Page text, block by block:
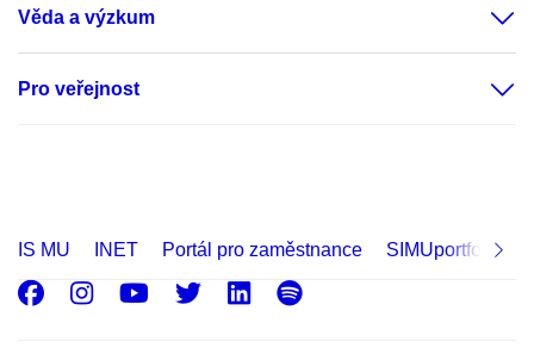
Věda a výzkum
Pro veřejnost
IS MU INET Portál pro zaměstnance SIMUportfolio
Facebook
Instagram
Youtube
Twitter
LinkedIn
Spotify